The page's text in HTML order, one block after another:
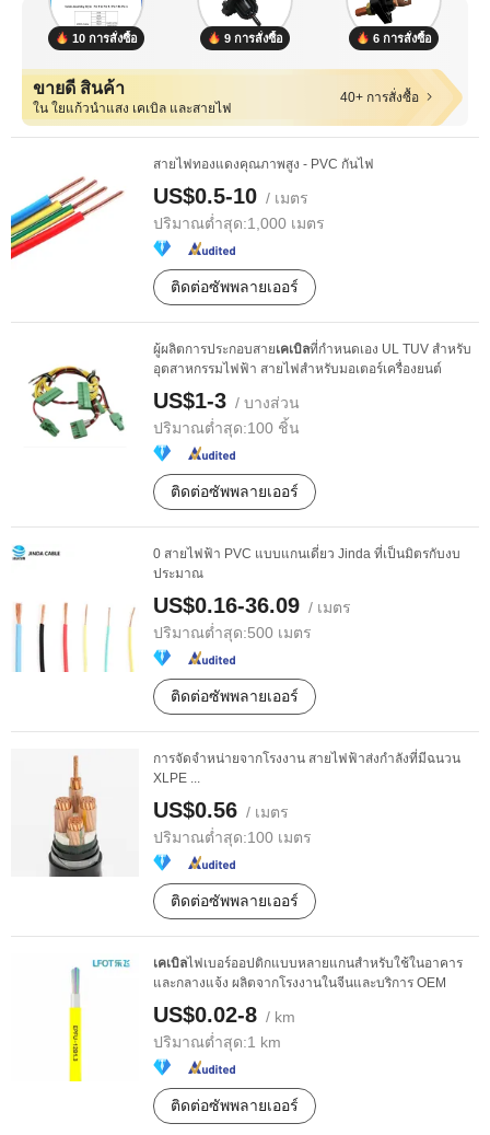
10 การสั่งซื้อ 9 การสั่งซื้อ 6 การสั่งซื้อ
ขายดี สินค้า
ใน ใยแก้วนำแสง เคเบิล และสายไฟ
40+ การสั่งซื้อ
สายไฟทองแดงคุณภาพสูง - PVC กันไฟ
US$0.5-10 / เมตร
ปริมาณต่ำสุด:1,000 เมตร
ติดต่อซัพพลายเออร์
ผู้ผลิตการประกอบสายเคเบิลที่กำหนดเอง UL TUV สำหรับ
อุตสาหกรรมไฟฟ้า สายไฟสำหรับมอเตอร์เครื่องยนต์
US$1-3 / บางส่วน
ปริมาณต่ำสุด:100 ชิ้น
ติดต่อซัพพลายเออร์
0 สายไฟฟ้า PVC แบบแกนเดี่ยว Jinda ที่เป็นมิตรกับงบ
ประมาณ
US$0.16-36.09 / เมตร
ปริมาณต่ำสุด:500 เมตร
ติดต่อซัพพลายเออร์
การจัดจำหน่ายจากโรงงาน สายไฟฟ้าส่งกำลังที่มีฉนวน
XLPE ...
US$0.56 / เมตร
ปริมาณต่ำสุด:100 เมตร
ติดต่อซัพพลายเออร์
เคเบิลไฟเบอร์ออปติกแบบหลายแกนสำหรับใช้ในอาคาร
และกลางแจ้ง ผลิตจากโรงงานในจีนและบริการ OEM
US$0.02-8 / km
ปริมาณต่ำสุด:1 km
ติดต่อซัพพลายเออร์